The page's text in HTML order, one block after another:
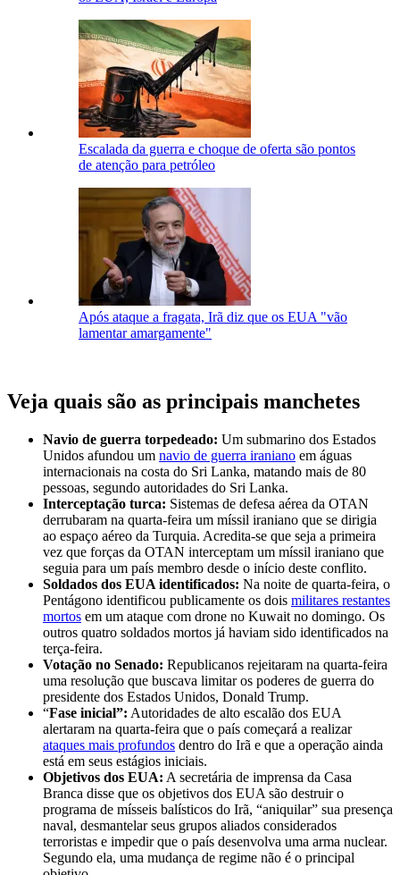
Escalada da guerra e choque de oferta são pontos
de atenção para petróleo
Após ataque a fragata, Irã diz que os EUA "vão
lamentar amargamente"
Veja quais são as principais manchetes
Navio de guerra torpedeado: Um submarino dos Estados
Unidos afundou um navio de guerra iraniano em águas
internacionais na costa do Sri Lanka, matando mais de 80
pessoas, segundo autoridades do Sri Lanka.
Interceptação turca: Sistemas de defesa aérea da OTAN
derrubaram na quarta-feira um míssil iraniano que se dirigia
ao espaço aéreo da Turquia. Acredita-se que seja a primeira
vez que forças da OTAN interceptam um míssil iraniano que
seguia para um país membro desde o início deste conflito.
Soldados dos EUA identificados: Na noite de quarta-feira, o
Pentágono identificou publicamente os dois militares restantes
mortos em um ataque com drone no Kuwait no domingo. Os
outros quatro soldados mortos já haviam sido identificados na
terça-feira.
Votação no Senado: Republicanos rejeitaram na quarta-feira
uma resolução que buscava limitar os poderes de guerra do
presidente dos Estados Unidos, Donald Trump.
“Fase inicial”: Autoridades de alto escalão dos EUA
alertaram na quarta-feira que o país começará a realizar
ataques mais profundos dentro do Irã e que a operação ainda
está em seus estágios iniciais.
Objetivos dos EUA: A secretária de imprensa da Casa
Branca disse que os objetivos dos EUA são destruir o
programa de mísseis balísticos do Irã, “aniquilar” sua presença
naval, desmantelar seus grupos aliados considerados
terroristas e impedir que o país desenvolva uma arma nuclear.
Segundo ela, uma mudança de regime não é o principal